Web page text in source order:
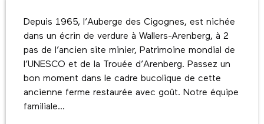
Depuis 1965, l’Auberge des Cigognes, est nichée
dans un écrin de verdure à Wallers-Arenberg, à 2
pas de l’ancien site minier, Patrimoine mondial de
l’UNESCO et de la Trouée d’Arenberg. Passez un
bon moment dans le cadre bucolique de cette
ancienne ferme restaurée avec goût. Notre équipe
familiale...